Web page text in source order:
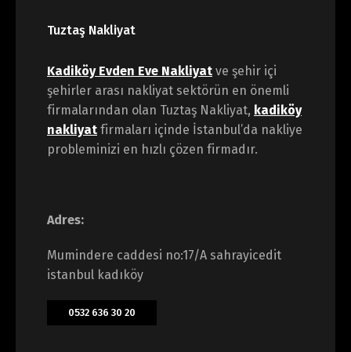
Tuztaş Nakliyat
Kadiköy Evden Eve Nakliyat ve şehir içi
şehirler arası nakliyat sektörün en önemli
firmalarından olan Tuztaş Nakliyat, kadiköy
nakliyat firmaları içinde İstanbul’da nakliye
probleminizi en hızlı çözen firmadır.
Adres:
Mumindere caddesi no:17/A sahrayicedit
istanbul kadıköy
0532 636 30 20